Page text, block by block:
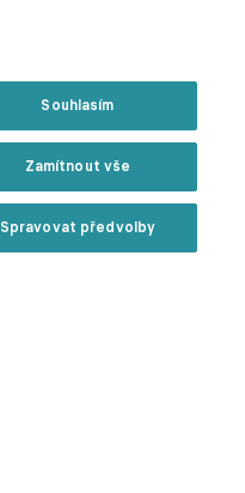
Souhlasím
Zamítnout vše
Spravovat předvolby